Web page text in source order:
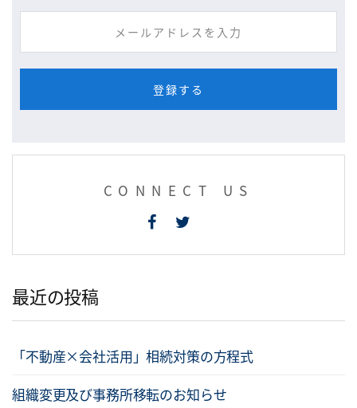
CONNECT US
最近の投稿
「不動産×会社活用」相続対策の方程式
組織変更及び事務所移転のお知らせ